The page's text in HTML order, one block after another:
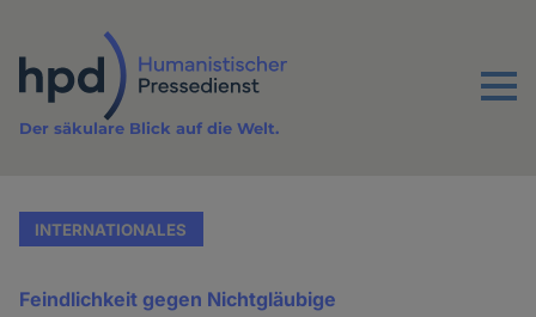
Inhalt
Menu
Der säkulare Blick auf die Welt.
INTERNATIONALES
Feindlichkeit gegen Nichtgläubige